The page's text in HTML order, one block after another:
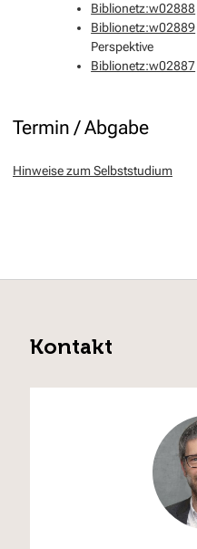
Biblionetz:w02888
Biblionetz:w02889
Perspektive
Biblionetz:w02887
Termin / Abgabe
Hinweise zum Selbststudium
Kontakt